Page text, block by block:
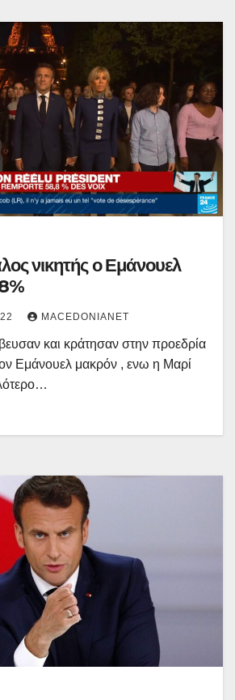
νικητής ο Εμάνουελ
MACEDONIANET
και κράτησαν στην προεδρία
Εμάνουελ μακρόν , ενω η Μαρί